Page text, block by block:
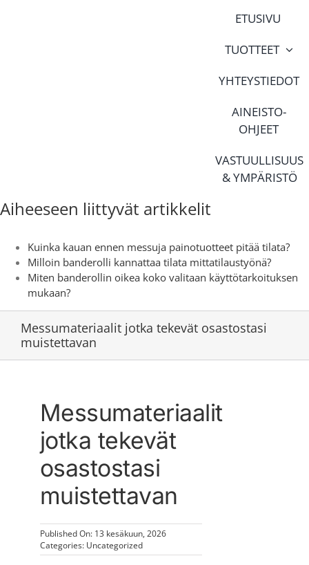
ETUSIVU
TUOTTEET
YHTEYSTIEDOT
AINEISTO-
OHJEET
VASTUULLISUUS
& YMPÄRISTÖ
Aiheeseen liittyvät artikkelit
Kuinka kauan ennen messuja painotuotteet pitää tilata?
Milloin banderolli kannattaa tilata mittatilaustyönä?
Miten banderollin oikea koko valitaan käyttötarkoituksen
mukaan?
Messumateriaalit jotka tekevät osastostasi
muistettavan
Messumateriaalit
jotka tekevät
osastostasi
muistettavan
Published On: 13 kesäkuun, 2026
Categories: Uncategorized